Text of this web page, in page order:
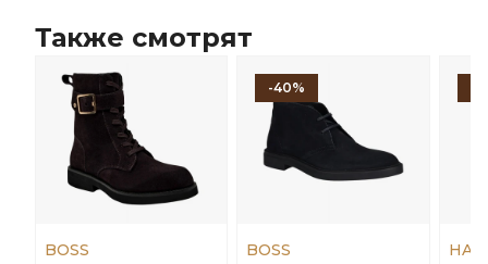
Также смотрят
BOSS
-40%
BOSS